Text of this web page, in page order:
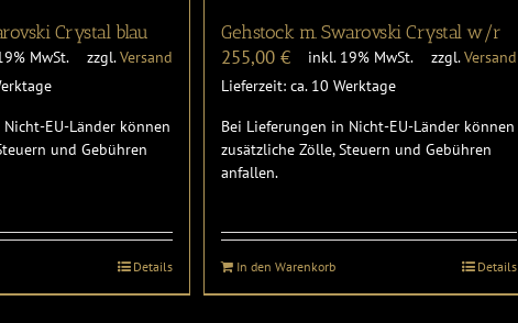
Crystal blau
MwSt. zzgl.Versand
EU-Länder können
und Gebühren
Details
Gehstock m. Swarovski Crystal w/r
255,00€ inkl. 19% MwSt. zzgl.Versand
Lieferzeit: ca. 10 Werktage
Bei Lieferungen in Nicht-EU-Länder können
zusätzliche Zölle, Steuern und Gebühren
anfallen.
In den Warenkorb Details